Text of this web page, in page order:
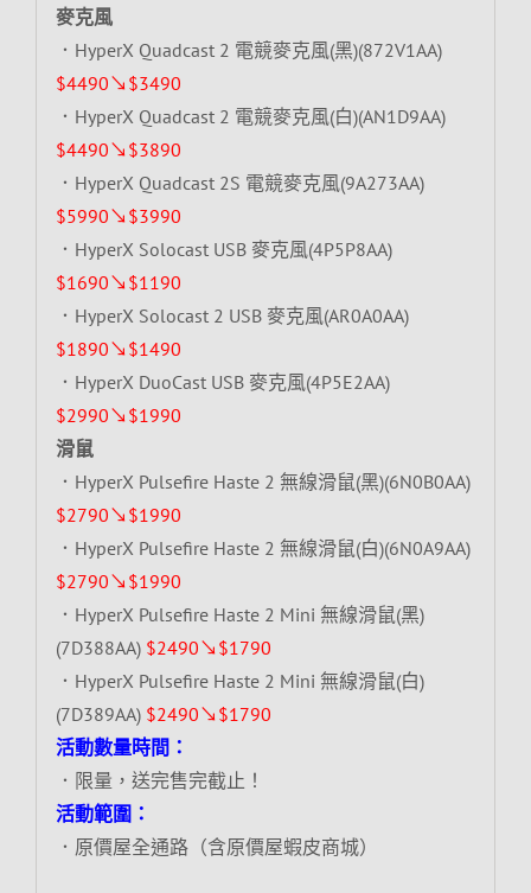
麥克風
．HyperX Quadcast 2 電競麥克風(黑)(872V1AA)
$4490↘$3490
．HyperX Quadcast 2 電競麥克風(白)(AN1D9AA)
$4490↘$3890
．HyperX Quadcast 2S 電競麥克風(9A273AA)
$5990↘$3990
．HyperX Solocast USB 麥克風(4P5P8AA)
$1690↘$1190
．HyperX Solocast 2 USB 麥克風(AR0A0AA)
$1890↘$1490
．HyperX DuoCast USB 麥克風(4P5E2AA)
$2990↘$1990
滑鼠
．HyperX Pulsefire Haste 2 無線滑鼠(黑)(6N0B0AA)
$2790↘$1990
．HyperX Pulsefire Haste 2 無線滑鼠(白)(6N0A9AA)
$2790↘$1990
．HyperX Pulsefire Haste 2 Mini 無線滑鼠(黑)
(7D388AA) $2490↘$1790
．HyperX Pulsefire Haste 2 Mini 無線滑鼠(白)
(7D389AA) $2490↘$1790
活動數量時間：
．限量，送完售完截止！
活動範圍：
．原價屋全通路（含原價屋蝦皮商城）